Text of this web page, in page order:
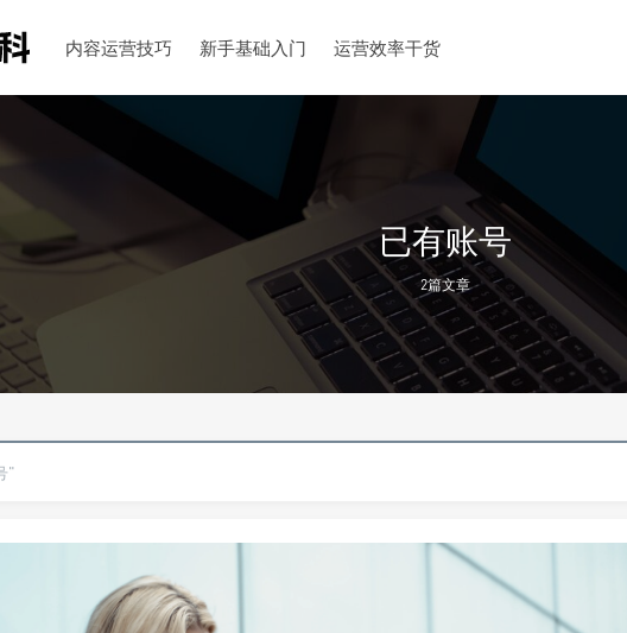
内容运营技巧 新手基础入门 运营效率干货
已有账号
2篇文章
"